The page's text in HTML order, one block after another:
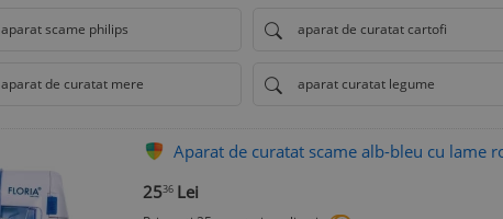
aparat scame philips aparat de curatat cartofi
aparat de curatat mere aparat curatat legume
Aparat de curatat scame alb-bleu cu lame
2536 Lei